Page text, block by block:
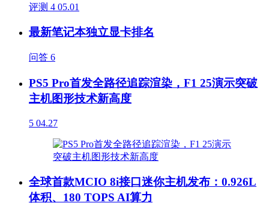
评测 4 05.01
最新笔记本独立显卡排名
问答 6
PS5 Pro首发全路径追踪渲染，F1 25演示突破
主机图形技术新高度
5 04.27
全球首款MCIO 8i接口迷你主机发布：0.926L
体积、180 TOPS AI算力